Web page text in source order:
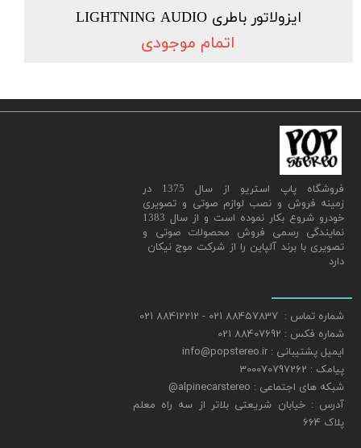
ایزولاتور باطری LIGHTNING AUDIO
اتمام موجودی
​فروشگاه پاپ استریو از سال 1375 در
زمینه فروش و نصب لوازم صوتی و تصویری
خودرو شروع بکار نموده است و از سال 1383
نمایندگی رسمی فروش محصولات صوتی و
تصویری با برند آلپاین را از شرکت موج نیکان
دارد
شماره تماس : 88457837 021 - 88412212 021
شماره فکس : 88407692 021
ایمیل پشتیبانی : info@popstereo.ir
پیامک : 300070797262
شبکه های اجتماعی : alpinecarstereo@
​​​​​​​آدرس : خیابان شریعتی بلاتر از سه راه معلم
پلاک 664